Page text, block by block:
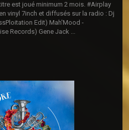
est joué minimum 2 mois. #Airplay
vinyl 7inch et diffusés sur la radio : Dj
Edit) Mah'Mood -
Records) Gene Jack ...